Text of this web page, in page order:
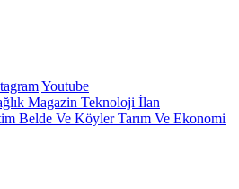
Youtube
Magazin Teknoloji İlan
Belde Ve KöylerTarım Ve Ekonomi